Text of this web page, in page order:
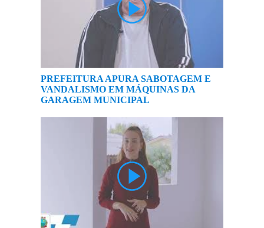
PREFEITURA APURA SABOTAGEM E
VANDALISMO EM MÁQUINAS DA
GARAGEM MUNICIPAL